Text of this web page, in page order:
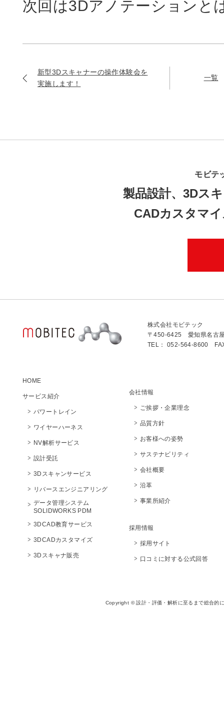
次回は3Dアノテーションと
新型3Dスキャナーの操作体験会を
実施します！
一覧
モビテ
製品設計、3Dス
CADカスタマ
株式会社モビテック
〒450-6425 愛知県名古
TEL： 052-564-8600
HOME
サービス紹介
パワートレイン
ワイヤーハーネス
NV解析サービス
設計受託
3Dスキャンサービス
リバースエンジニアリング
データ管理システム
SOLIDWORKS PDM
3DCAD教育サービス
3DCADカスタマイズ
3Dスキャナ販売
会社情報
ご挨拶・企業理念
品質方針
お客様への姿勢
サステナビリティ
会社概要
沿革
事業所紹介
採用情報
採用サイト
口コミに対する公式回答
Copyright © 設計・評価・解析に至るまで総合的